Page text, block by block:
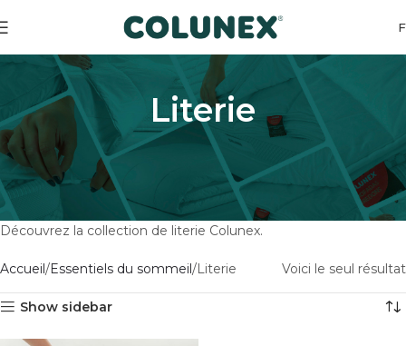
Literie
Découvrez la collection de literie Colunex.
Accueil Essentiels du sommeil Literie Voici le seul résultat
Show sidebar